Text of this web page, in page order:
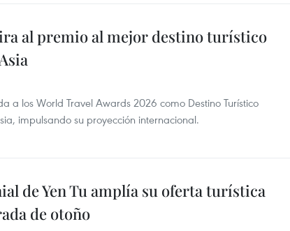
al premio al mejor destino turístico
a los World Travel Awards 2026 como Destino Turístico
impulsando su proyección internacional.
de Yen Tu amplía su oferta turística
de otoño